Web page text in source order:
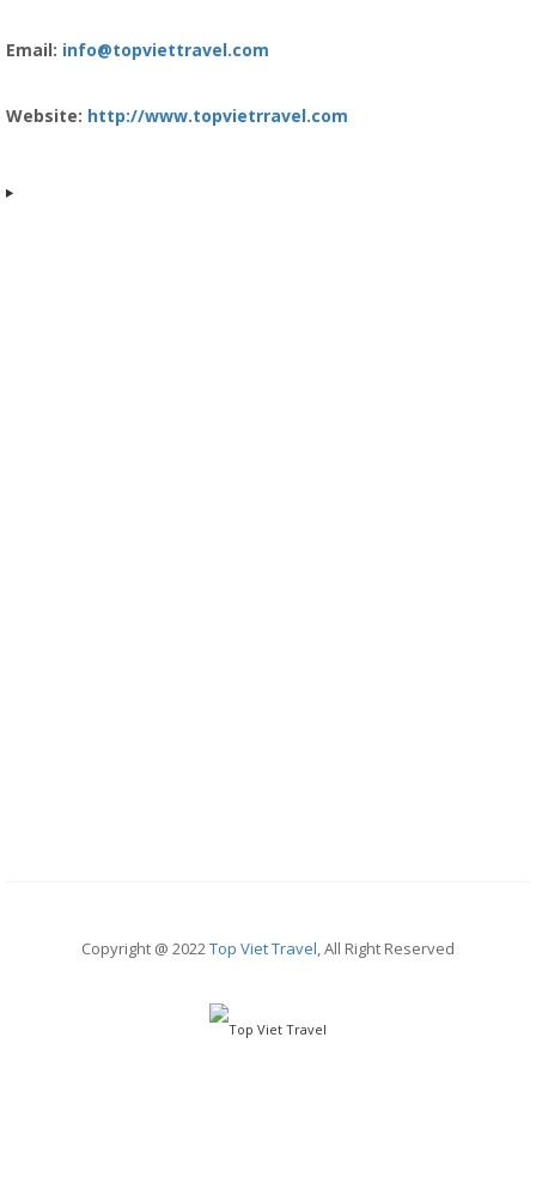
Email: info@topviettravel.com
Website: http://www.topvietrravel.com
Copyright @ 2022Top Viet Travel, All Right Reserved